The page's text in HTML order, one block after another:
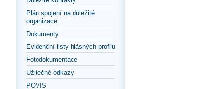
Plán spojení na důležité
organizace
Dokumenty
Evidenční listy hlásných profilů
Fotodokumentace
Užitečné odkazy
POVIS